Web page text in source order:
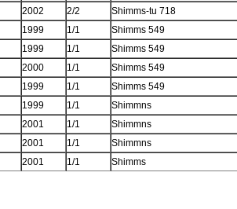
2002 2/2 Shimms-tu 718
1999 1/1 Shimms 549
1999 1/1 Shimms 549
2000 1/1 Shimms 549
1999 1/1 Shimms 549
1999 1/1 Shimmns
2001 1/1 Shimmns
2001 1/1 Shimmns
2001 1/1 Shimms